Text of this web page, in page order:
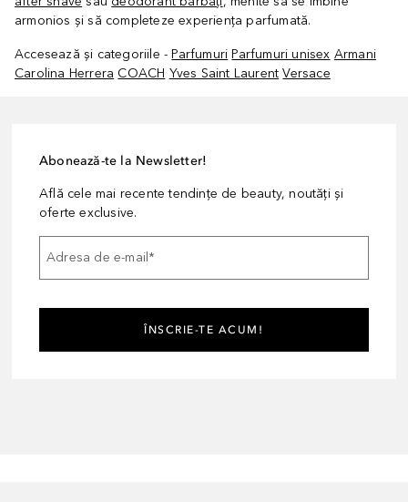
armonios și să completeze experiența parfumată.
Accesează și categoriile -Parfumuri Parfumuri unisex Armani
Carolina Herrera COACH Yves Saint Laurent Versace
Abonează-te la Newsletter!
Află cele mai recente tendințe de beauty, noutăți și
oferte exclusive.
Adresa de e-mail *
ÎNSCRIE-TE ACUM!